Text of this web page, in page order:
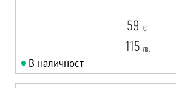
59 €
115 лв.
В наличност